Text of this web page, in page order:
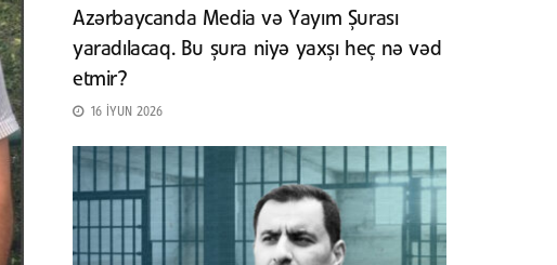
Azərbaycanda Media və Yayım Şurası
yaradılacaq. Bu şura niyə yaxşı heç nə vəd
etmir?
16 İYUN 2026